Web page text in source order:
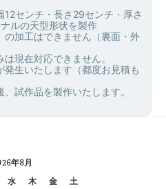
12センチ・長さ29センチ・厚さ
ルの天型形状を製作
の加工はできません（裏面・外
現在対応できません。
発生いたします（都度お見積も
試作品を製作いたします。
年8月
水 木 金
土